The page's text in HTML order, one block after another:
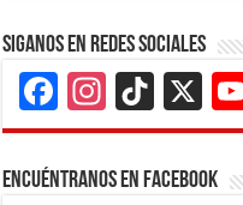
Siganos en Redes Sociales
Facebook
X
Encuéntranos en Facebook